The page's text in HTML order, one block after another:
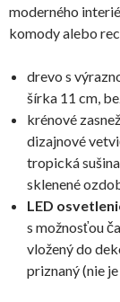
moderného
komody alebo
drevo s
šírka 11 cm,
krénové
dizajnové
tropická
sklenené
LED
s možnosťou
vložený do
priznaný (nie